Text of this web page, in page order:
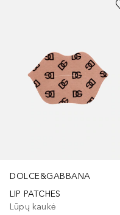
DOLCE&GABBANA
LIP PATCHES
Lūpų kaukė